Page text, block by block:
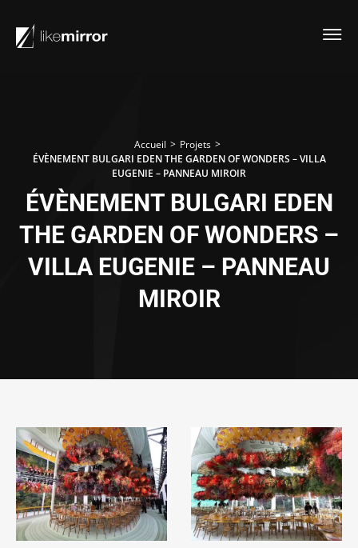
Accueil > Projets >
ÉVÈNEMENT BULGARI EDEN THE GARDEN OF WONDERS – VILLA
EUGENIE – PANNEAU MIROIR
ÉVÈNEMENT BULGARI EDEN
THE GARDEN OF WONDERS –
VILLA EUGENIE – PANNEAU
MIROIR